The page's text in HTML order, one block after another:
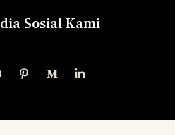
Sosial Kami